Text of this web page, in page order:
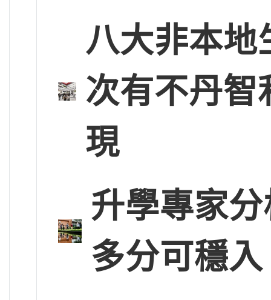
八大非本地
次有不丹智
現
升學專家
多分可穩